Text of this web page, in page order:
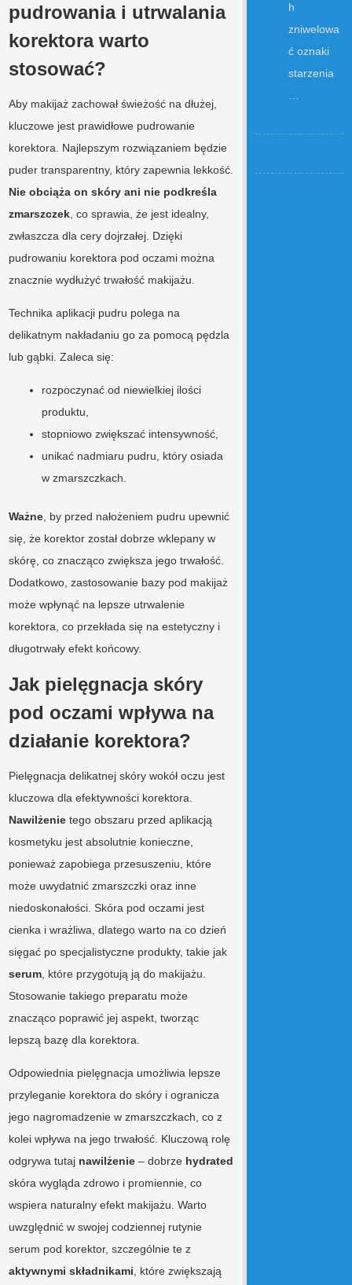
pudrowania i utrwalania
korektora warto
stosować?
Aby makijaż zachował świeżość na dłużej,
kluczowe jest prawidłowe pudrowanie
korektora. Najlepszym rozwiązaniem będzie
puder transparentny, który zapewnia lekkość.
Nie obciąża on skóry ani nie podkreśla
zmarszczek , co sprawia, że jest idealny,
zwłaszcza dla cery dojrzałej. Dzięki
pudrowaniu korektora pod oczami można
znacznie wydłużyć trwałość makijażu.
Technika aplikacji pudru polega na
delikatnym nakładaniu go za pomocą pędzla
lub gąbki. Zaleca się:
rozpoczynać od niewielkiej ilości
produktu,
stopniowo zwiększać intensywność,
unikać nadmiaru pudru, który osiada
w zmarszczkach.
Ważne , by przed nałożeniem pudru upewnić
się, że korektor został dobrze wklepany w
skórę, co znacząco zwiększa jego trwałość.
Dodatkowo, zastosowanie bazy pod makijaż
może wpłynąć na lepsze utrwalenie
korektora, co przekłada się na estetyczny i
długotrwały efekt końcowy.
Jak pielęgnacja skóry
pod oczami wpływa na
działanie korektora?
Pielęgnacja delikatnej skóry wokół oczu jest
kluczowa dla efektywności korektora.
Nawilżenie tego obszaru przed aplikacją
kosmetyku jest absolutnie konieczne,
ponieważ zapobiega przesuszeniu, które
może uwydatnić zmarszczki oraz inne
niedoskonałości. Skóra pod oczami jest
cienka i wrażliwa, dlatego warto na co dzień
sięgać po specjalistyczne produkty, takie jak
serum , które przygotują ją do makijażu.
Stosowanie takiego preparatu może
znacząco poprawić jej aspekt, tworząc
lepszą bazę dla korektora.
Odpowiednia pielęgnacja umożliwia lepsze
przyleganie korektora do skóry i ogranicza
jego nagromadzenie w zmarszczkach, co z
kolei wpływa na jego trwałość. Kluczową rolę
odgrywa tutaj nawilżenie – dobrze hydrated
skóra wygląda zdrowo i promiennie, co
wspiera naturalny efekt makijażu. Warto
uwzględnić w swojej codziennej rutynie
serum pod korektor, szczególnie te z
aktywnymi składnikami , które zwiększają
h
zniwelowa
ć oznaki
starzenia